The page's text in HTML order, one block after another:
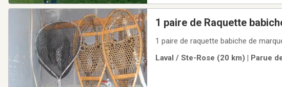
1 paire de Raquette
1 paire de raquette babiche de
Laval / Ste-Rose (20 km) | Parue